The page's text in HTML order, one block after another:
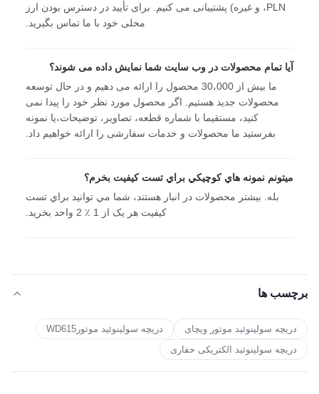
PLN، و غیره) پشتیبانی می کنیم. برای تأیید در دسترس بودن ارز
محلی خود با ما تماس بگیرید.
آیا تمام محصولات در وب سایت شما نمایش داده می شوند؟
ما بیش از 30،000 محصول را ارائه می دهیم و در حال توسعه
محصولات جدید هستیم. اگر محصول مورد نظر خود را پیدا نمی
کنید، مستقیما با شماره قطعه، تصاویر، توضیحات،یا نمونه
بفرستید ما محصولات و خدمات سفارشی را ارائه خواهیم داد.
ميتونم نمونه هاي کوچيکي براي تست کيفيت بخرم؟
بله. بيشتر محصولات در انبار هستند، شما مي توانيد براي تست
کيفيت هر يک از 1 ٪ 2 واحد بخريد.
برچسب ها
دریچه سولینوئید موتور ویچای
دریچه سولینوئید موتورWD615
دریچه سولینوئید الکتریکی حفاری